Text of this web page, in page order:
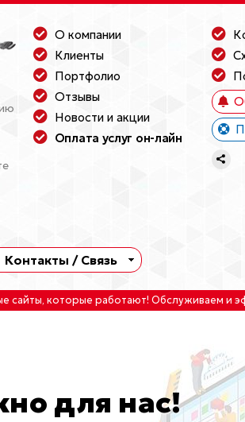
О компании
Клиенты
Портфолио
Отзывы
Новости и акции
Оплата услуг он-лайн
Контакты / Связь
сайты, которые работают! Обслуживаем и
для нас!